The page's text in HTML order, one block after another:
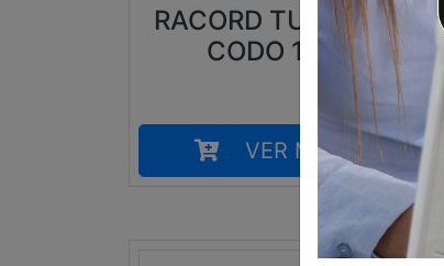
RACORD TUBO DE
CODO 1/4
VER MÁS